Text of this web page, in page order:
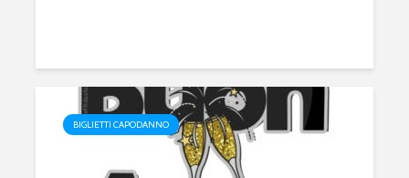
BIGLIETTI CAPODANNO